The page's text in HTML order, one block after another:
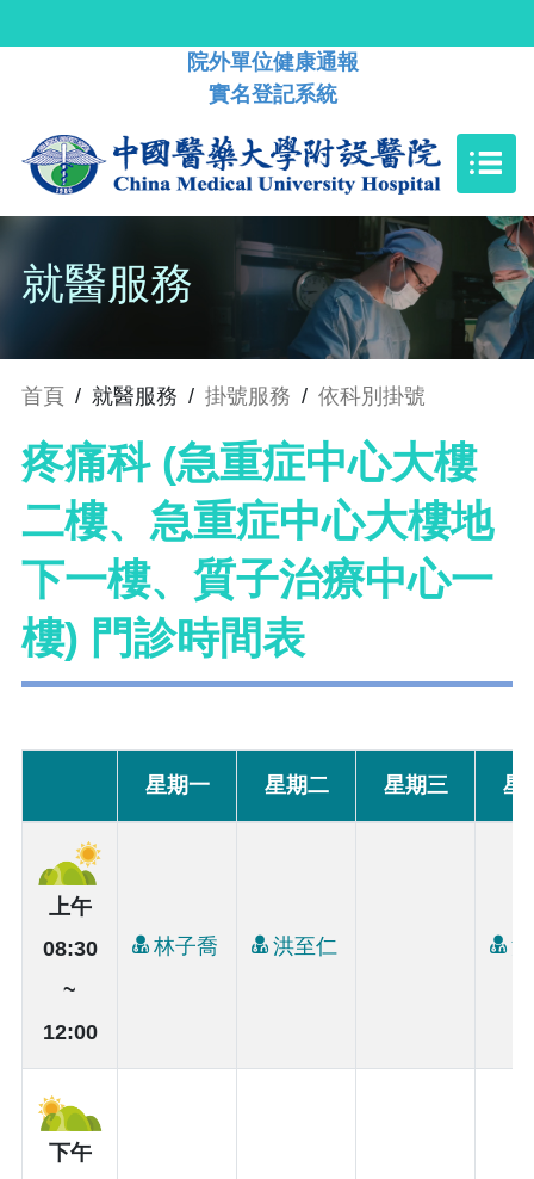
院外單位健康通報
實名登記系統
就醫服務
首頁 / 就醫服務 / 掛號服務 / 依科別掛號
疼痛科 (急重症中心大樓
二樓、急重症中心大樓地
下一樓、質子治療中心一
樓) 門診時間表
星期一 星期二 星期三 星
上午
08:30
~
12:00
林子喬 洪至仁
下午